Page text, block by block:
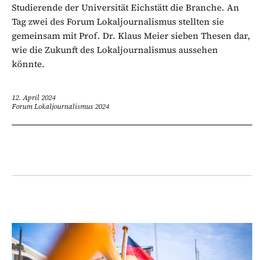
Studierende der Universität Eichstätt die Branche. An
Tag zwei des Forum Lokaljournalismus stellten sie
gemeinsam mit Prof. Dr. Klaus Meier sieben Thesen dar,
wie die Zukunft des Lokaljournalismus aussehen
könnte.
12. April 2024
Forum Lokaljournalismus 2024